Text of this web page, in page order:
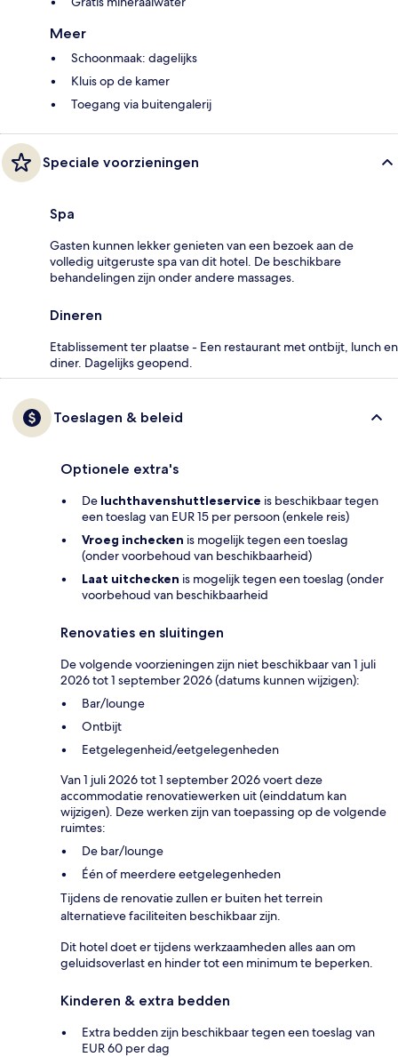
Meer
Schoonmaak: dagelijks
Kluis op de kamer
Toegang via buitengalerij
Speciale voorzieningen
Spa
Gasten kunnen lekker genieten van een bezoek aan de
volledig uitgeruste spa van dit hotel. De beschikbare
behandelingen zijn onder andere massages.
Dineren
Etablissement ter plaatse - Een restaurant met ontbijt, lunch en
diner. Dagelijks geopend.
Toeslagen & beleid
Optionele extra's
De luchthavenshuttleservice is beschikbaar tegen
een toeslag van EUR 15 per persoon (enkele reis)
Vroeg inchecken is mogelijk tegen een toeslag
(onder voorbehoud van beschikbaarheid)
Laat uitchecken is mogelijk tegen een toeslag (onder
voorbehoud van beschikbaarheid
Renovaties en sluitingen
De volgende voorzieningen zijn niet beschikbaar van 1 juli
2026 tot 1 september 2026 (datums kunnen wijzigen):
Bar/lounge
Ontbijt
Eetgelegenheid/eetgelegenheden
Van 1 juli 2026 tot 1 september 2026 voert deze
accommodatie renovatiewerken uit (einddatum kan
wijzigen). Deze werken zijn van toepassing op de volgende
ruimtes:
De bar/lounge
Één of meerdere eetgelegenheden
Tijdens de renovatie zullen er buiten het terrein
alternatieve faciliteiten beschikbaar zijn.
Dit hotel doet er tijdens werkzaamheden alles aan om
geluidsoverlast en hinder tot een minimum te beperken.
Kinderen & extra bedden
Extra bedden zijn beschikbaar tegen een toeslag van
EUR 60 per dag